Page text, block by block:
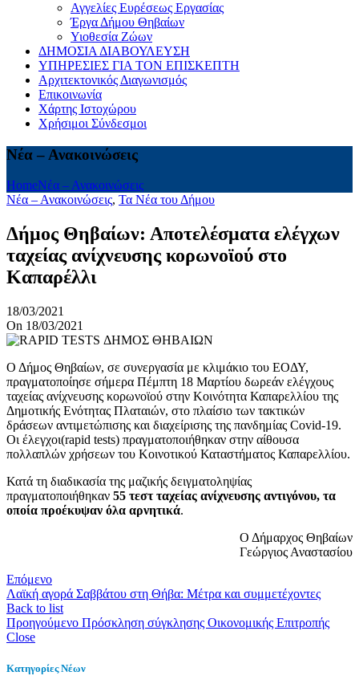
Αγγελίες Ευρέσεως Εργασίας
Έργα Δήμου Θηβαίων
Υιοθεσία Ζώων
ΔΗΜΟΣΙΑ ΔΙΑΒΟΥΛΕΥΣΗ
ΥΠΗΡΕΣΙΕΣ ΓΙΑ ΤΟΝ ΕΠΙΣΚΕΠΤΗ
Αρχιτεκτονικός Διαγωνισμός
Επικοινωνία
Χάρτης Ιστοχώρου
Χρήσιμοι Σύνδεσμοι
Νέα – Ανακοινώσεις
HomeΝέα – Ανακοινώσεις
Νέα – Ανακοινώσεις, Τα Νέα του Δήμου
Δήμος Θηβαίων: Αποτελέσματα ελέγχων
ταχείας ανίχνευσης κορωνοϊού στo
Kαπαρέλλι
18/03/2021
On 18/03/2021
Ο Δήμος Θηβαίων, σε συνεργασία με κλιμάκιο του ΕΟΔΥ,
πραγματοποίησε σήμερα Πέμπτη 18 Μαρτίου δωρεάν ελέγχους
ταχείας ανίχνευσης κορωνοϊού στην Κοινότητα Καπαρελλίου της
Δημοτικής Ενότητας Πλαταιών, στο πλαίσιο των τακτικών
δράσεων αντιμετώπισης και διαχείρισης της πανδημίας Covid-19.
Οι έλεγχοι(rapid tests) πραγματοποιήθηκαν στην αίθουσα
πολλαπλών χρήσεων του Κοινοτικού Καταστήματος Καπαρελλίου.
Κατά τη διαδικασία της μαζικής δειγματοληψίας
πραγματοποιήθηκαν 55 τεστ ταχείας ανίχνευσης αντιγόνου, τα
οποία προέκυψαν όλα αρνητικά.
Ο Δήμαρχος Θηβαίων
Γεώργιος Αναστασίου
Επόμενο
Λαϊκή αγορά Σαββάτου στη Θήβα: Μέτρα και συμμετέχοντες
Back to list
Προηγούμενο Πρόσκληση σύγκλησης Οικονομικής Επιτροπής
Close
Κατηγορίες Νέων